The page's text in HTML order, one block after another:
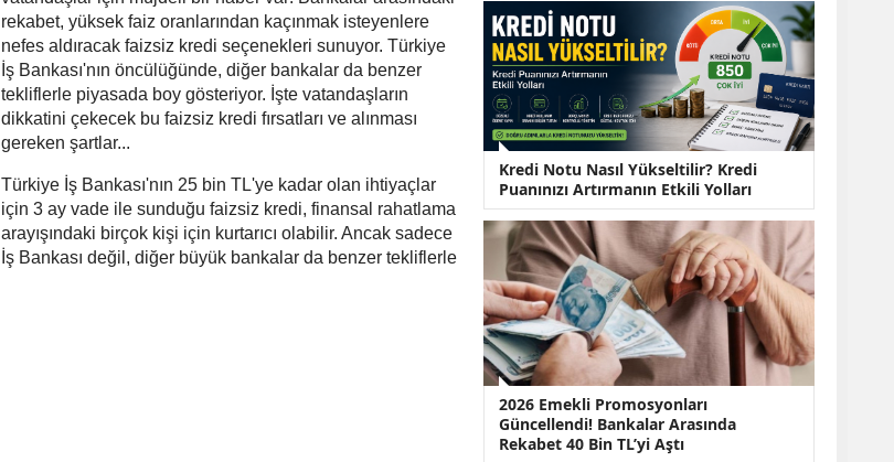
rekabet, yüksek faiz oranlarından kaçınmak isteyenlere
nefes aldıracak faizsiz kredi seçenekleri sunuyor. Türkiye
İş Bankası'nın öncülüğünde, diğer bankalar da benzer
tekliflerle piyasada boy gösteriyor. İşte vatandaşların
dikkatini çekecek bu faizsiz kredi fırsatları ve alınması
gereken şartlar...
Türkiye İş Bankası'nın 25 bin TL'ye kadar olan ihtiyaçlar
için 3 ay vade ile sunduğu faizsiz kredi, finansal rahatlama
arayışındaki birçok kişi için kurtarıcı olabilir. Ancak sadece
İş Bankası değil, diğer büyük bankalar da benzer tekliflerle
Yeni Oranlar
KOSGEB’den
KOBİ’lere Dev
Finansman Hamlesi:
36 Ay Vadeli 30
Milyon TL Destek
Emekli Maaşlarında
Temmuz Hesabı:
Zam Oranı ve Taban
Aylık İçin Yeni
Senaryolar
Kredi Notu Nasıl Yükseltilir? Kredi
Puanınızı Artırmanın Etkili Yolları
2026 Emekli Promosyonları
Güncellendi! Bankalar Arasında
Rekabet 40 Bin TL’yi Aştı